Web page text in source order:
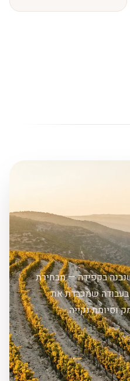
בקפידה — מבחירת
בעבודה שמכבדת את
וסיומת נקייה.